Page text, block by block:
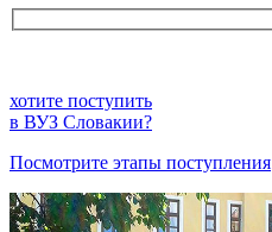
хотите поступить
в ВУЗ Словакии?
Посмотрите этапы поступления